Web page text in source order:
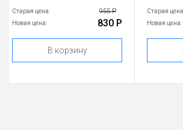
Старая цена: 955 Р
Новая цена: 830 Р
В корзину
Старая
Новая цена: